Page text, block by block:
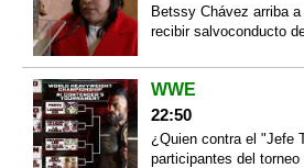
Betssy Chávez arriba
recibir salvoconducto
WWE
22:50
¿Quien contra el "Jefe
participantes del